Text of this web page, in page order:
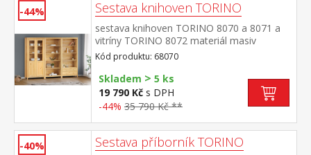
-44% Sestava knihoven TORINO
sestava knihoven TORINO 8070 a 8071 a
vitríny TORINO 8072 materiál masiv
borovice, lakované provedení knihovna
8070: čtyři police knihovna 8071: tři police,
dvě zásuvky s kovovými pojezdy vitrína
8072: dvoje částečně prosklené dveře, čtyři
police rozměr knihovny 8070 (š/h/v) 85 × 37
37 × 190 cm rozměr vitríny 8072 (š/h/v) 85
× 37 × 190 cm
Kód produktu: 68070
Skladem > 5 ks
19 790 Kč s DPH
-44% 35 790 Kč **
-40% Sestava příborník TORINO